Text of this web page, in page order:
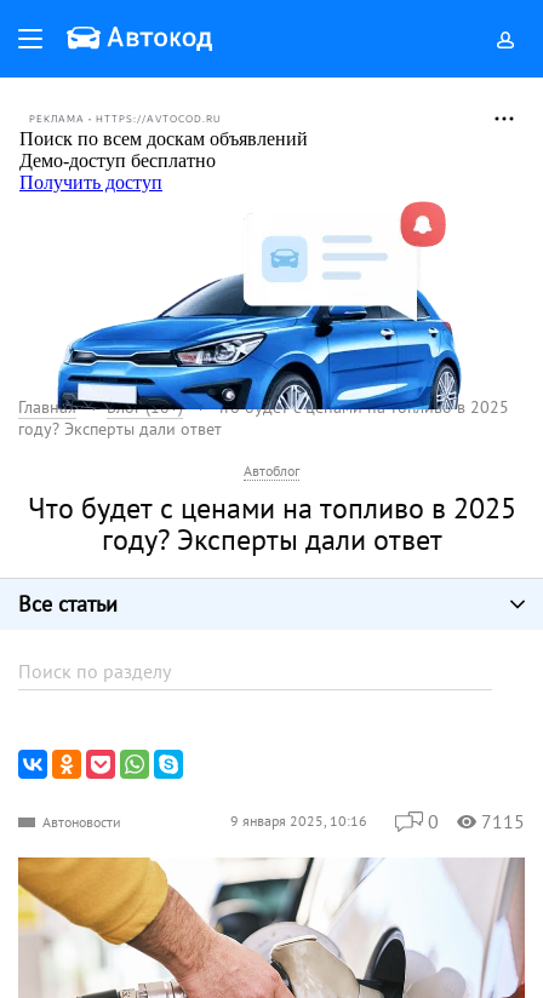
РЕКЛАМА • HTTPS://AVTOCOD.RU
Главная Блог (18+)
Что будет с ценами на топливо в 2025
году? Эксперты дали ответ
Автоблог
Что будет с ценами на топливо в 2025
году? Эксперты дали ответ
Все статьи
Автоновости 9 января 2025, 10:16 0 7115